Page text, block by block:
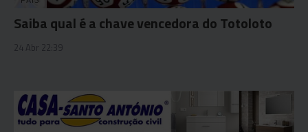
Saiba qual é a chave vencedora do Totoloto
24 Abr 22:39